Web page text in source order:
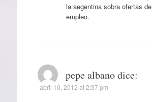
la aegentina sobra ofertas de
empleo.
pepe albano dice:
abril 10, 2012 at 2:37 pm